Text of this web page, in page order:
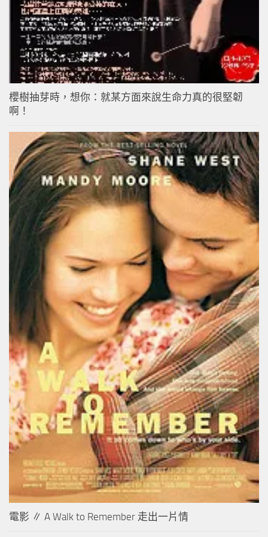
櫻樹抽芽時，想你：就某方面來說生命力真的很堅韌
啊！
電影 ∥ A Walk to Remember 走出一片情